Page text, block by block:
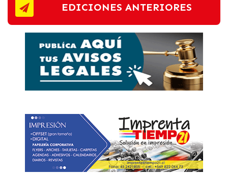
EDICIONES ANTERIORES